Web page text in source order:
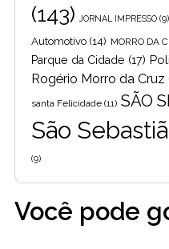
(143)
JORNAL IMPRESSO (9)
Automotivo (14) MORRO DA
Parque da Cidade (17)
Rogério Morro da Cruz
santa Felicidade (11) SÃO
São
(9)
Você pode